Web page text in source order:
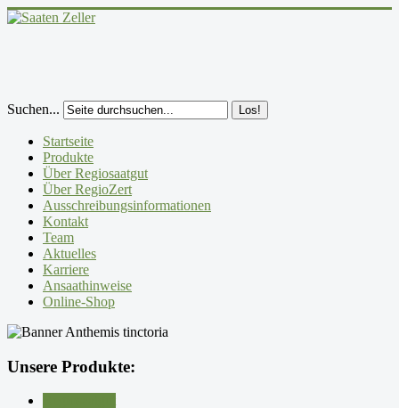
Suchen... Los!
Startseite
Produkte
Über Regiosaatgut
Über RegioZert
Ausschreibungsinformationen
Kontakt
Team
Aktuelles
Karriere
Ansaathinweise
Online-Shop
Unsere Produkte: